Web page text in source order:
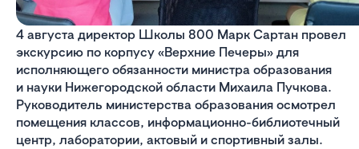
4 августа директор Школы 800 Марк Сартан провел
экскурсию по корпусу «Верхние Печеры» для
исполняющего обязанности министра образования
и науки Нижегородской области Михаила Пучкова.
Руководитель министерства образования осмотрел
помещения классов, информационно-библиотечный
центр, лаборатории, актовый и спортивный залы.